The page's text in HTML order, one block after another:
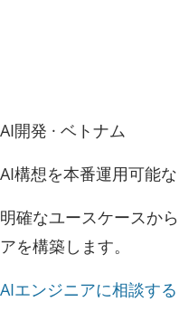
AI開発 · ベトナム
AI構想を本番運用可能
明確なユースケースか
アを構築します。
AIエンジニアに相談する